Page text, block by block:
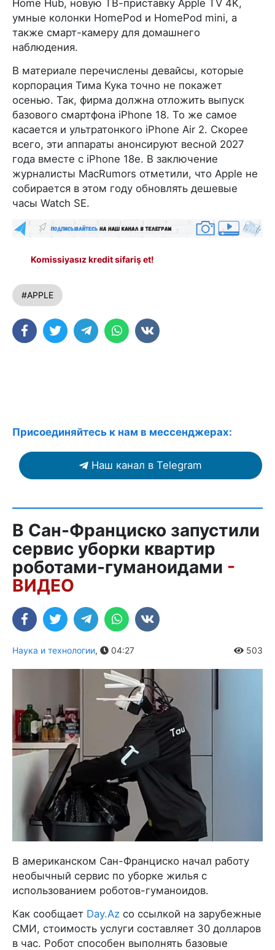
Home Hub, новую ТВ-приставку Apple TV 4K,
умные колонки HomePod и HomePod mini, а
также смарт-камеру для домашнего
наблюдения.
В материале перечислены девайсы, которые
корпорация Тима Кука точно не покажет
осенью. Так, фирма должна отложить выпуск
базового смартфона iPhone 18. То же самое
касается и ультратонкого iPhone Air 2. Скорее
всего, эти аппараты анонсируют весной 2027
года вместе с iPhone 18e. В заключение
журналисты MacRumors отметили, что Apple не
собирается в этом году обновлять дешевые
часы Watch SE.
Komissiyasız kredit sifariş et!
#APPLE
Присоединяйтесь к нам в мессенджерах:
Наш канал в Telegram
В Сан-Франциско запустили
сервис уборки квартир
роботами-гуманоидами -
ВИДЕО
Наука и технологии, 04:27 503
В американском Сан-Франциско начал работу
необычный сервис по уборке жилья с
использованием роботов-гуманоидов.
Как сообщает Day.Az со ссылкой на зарубежные
СМИ, стоимость услуги составляет 30 долларов
в час. Робот способен выполнять базовые